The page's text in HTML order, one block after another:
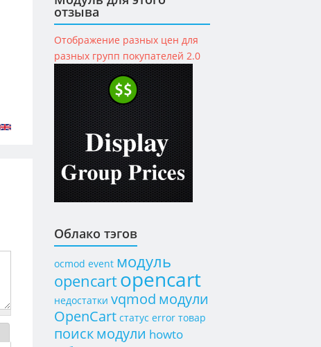
отзыва
Отображение разных цен для
разных групп покупателей 2.0
Облако тэгов
ocmod event модуль
opencartopencart
недостатки vqmod модули
OpenCart статус error товар
поискмодули howto